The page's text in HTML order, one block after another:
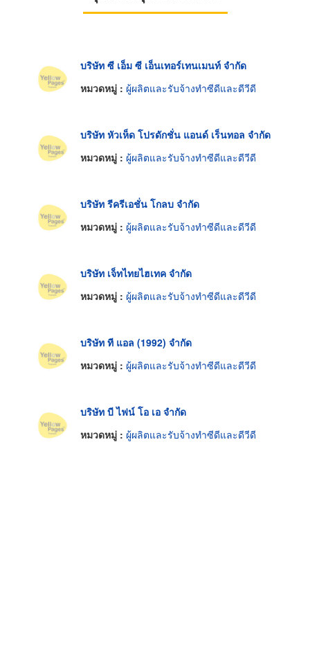
บริษัท ซี เอ็ม ซี เอ็นเทอร์เทนเมนท์ จำกัด
หมวดหมู่ : ผู้ผลิตและรับจ้างทำซีดีและดีวีดี
บริษัท หัวเห็ด โปรดักชั่น แอนด์ เร็นทอล จำกัด
หมวดหมู่ : ผู้ผลิตและรับจ้างทำซีดีและดีวีดี
บริษัท รีครีเอชั่น โกลบ จำกัด
หมวดหมู่ : ผู้ผลิตและรับจ้างทำซีดีและดีวีดี
บริษัท เจ็ทไทยไฮเทค จำกัด
หมวดหมู่ : ผู้ผลิตและรับจ้างทำซีดีและดีวีดี
บริษัท ที แอล (1992) จำกัด
หมวดหมู่ : ผู้ผลิตและรับจ้างทำซีดีและดีวีดี
บริษัท บี ไฟน์ โอ เอ จำกัด
หมวดหมู่ : ผู้ผลิตและรับจ้างทำซีดีและดีวีดี